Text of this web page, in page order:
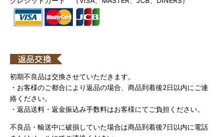
初期不良品は交換させていただきます。
・お客様のご都合により返品の場合、商品到着後2日以内にご連
絡ください。
・返品送料・返金振込み手数料はお客様にてご負担ください。
不良品・輸送中に破損していた場合は商品到着後7日以内に電話